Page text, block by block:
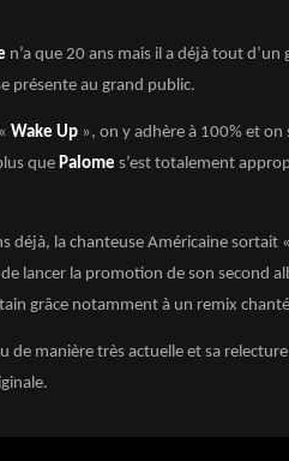
n’a que 20 ans mais il a déjà tout
présente au grand public.
Wake Up », on y adhère à 100% et on
quePalome s’est totalement
déjà, la chanteuse Américaine sortait «
lancer la promotion de son second
grâce notamment à un remix
de manière très actuelle et sa